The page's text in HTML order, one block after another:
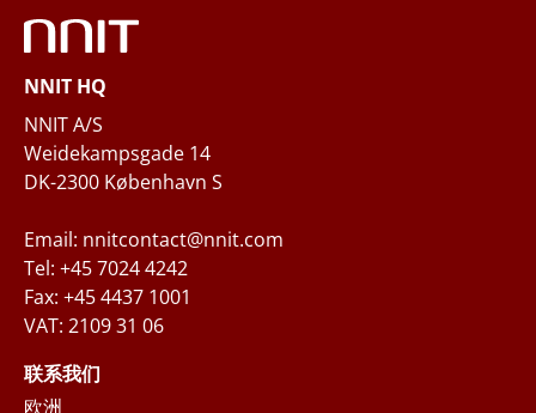
手机号码
您的业务需求
当您通过填写以上信息来咨询相关业务时，NNIT
将根据隐私声明处理收集到的个人数据，您可以
在隐私声明
NNIT HQ
NNIT A/S
Weidekampsgade 14
DK-2300 København S
Email: nnitcontact@nnit.com
Tel: +45 7024 4242
Fax: +45 4437 1001
VAT: 2109 31 06
联系我们
欧洲